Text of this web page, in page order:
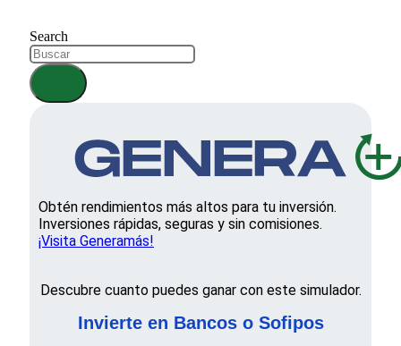
Search
Obtén rendimientos más altos para tu inversión.
Inversiones rápidas, seguras y sin comisiones.
¡Visita Generamás!
Descubre cuanto puedes ganar con este simulador.
Invierte en Bancos o Sofipos